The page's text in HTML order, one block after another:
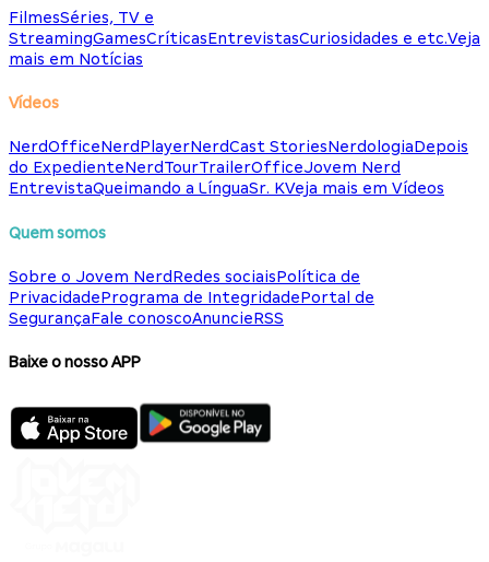
FilmesSéries, TV e
StreamingGamesCríticasEntrevistasCuriosidades e etc.Veja
mais em Notícias
Vídeos
NerdOfficeNerdPlayerNerdCast StoriesNerdologiaDepois
do ExpedienteNerdTourTrailerOfficeJovem Nerd
EntrevistaQueimando a LínguaSr. KVeja mais em Vídeos
Quem somos
Sobre o Jovem NerdRedes sociaisPolítica de
PrivacidadePrograma de IntegridadePortal de
SegurançaFale conoscoAnuncieRSS
Baixe o nosso APP